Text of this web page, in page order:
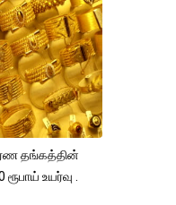
தங்கத்தின்
உயர்வு .